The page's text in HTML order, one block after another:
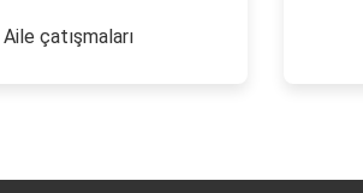
Aile çatışmaları